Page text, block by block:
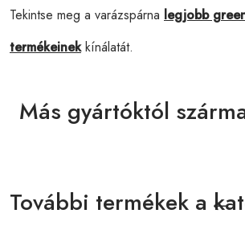
Tekintse meg a varázspárna legjobb
termékeinekkínálatát.
Más gyártóktól
További termékek a